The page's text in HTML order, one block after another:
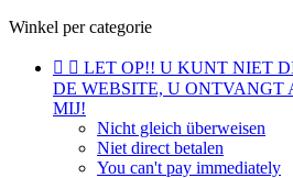
Winkel per categorie
  LET OP!! U KUNT NIET
DE WEBSITE, U ONTVANGT
MIJ!
Nicht gleich überweisen
Niet direct betalen
You can't pay immediately